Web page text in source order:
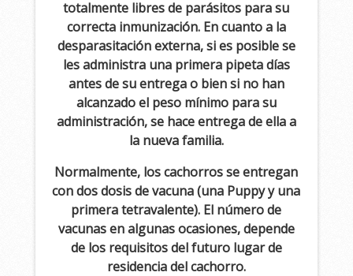
totalmente libres de parásitos para su
correcta inmunización. En cuanto a la
desparasitación externa, si es posible se
les administra una primera pipeta días
antes de su entrega o bien si no han
alcanzado el peso mínimo para su
administración, se hace entrega de ella a
la nueva familia.
Normalmente, los cachorros se entregan
con dos dosis de vacuna (una Puppy y una
primera tetravalente). El número de
vacunas en algunas ocasiones, depende
de los requisitos del futuro lugar de
residencia del cachorro.